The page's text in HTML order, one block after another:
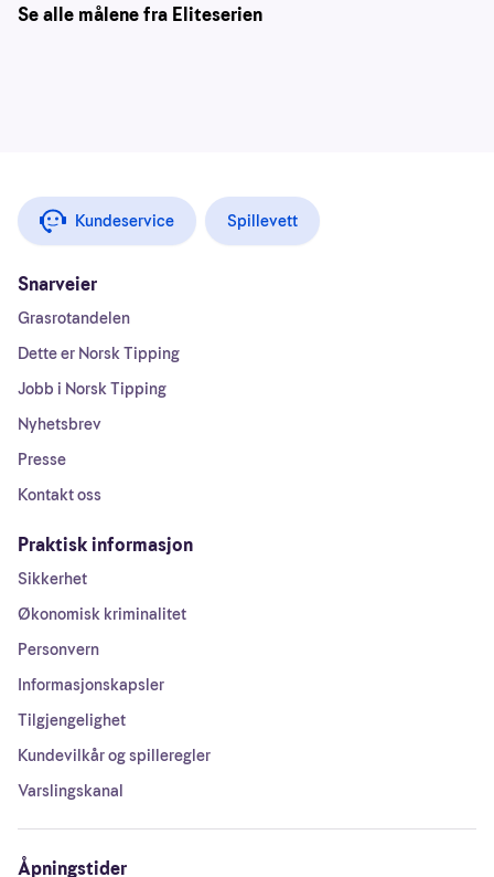
Se alle målene fra Eliteserien
Kundeservice Spillevett
Snarveier
Grasrotandelen
Dette er Norsk Tipping
Jobb i Norsk Tipping
Nyhetsbrev
Presse
Kontakt oss
Praktisk informasjon
Sikkerhet
Økonomisk kriminalitet
Personvern
Informasjonskapsler
Tilgjengelighet
Kundevilkår og spilleregler
Varslingskanal
Åpningstider